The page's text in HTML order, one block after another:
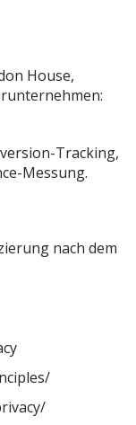
House,
Tracking,
Messung.
nach dem